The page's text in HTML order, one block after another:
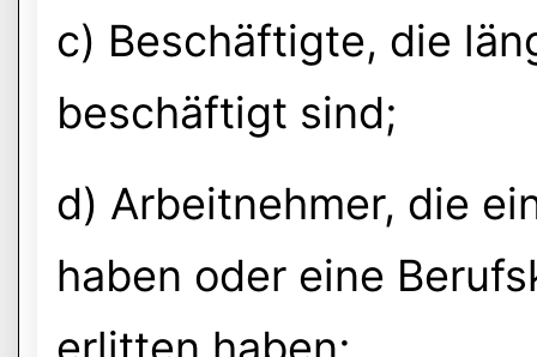
c) Beschäftigte, die
beschäftigt sind;
d) Arbeitnehmer, die
haben oder eine